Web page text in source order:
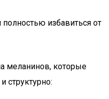
избавиться от
меланинов, которые
структурно: